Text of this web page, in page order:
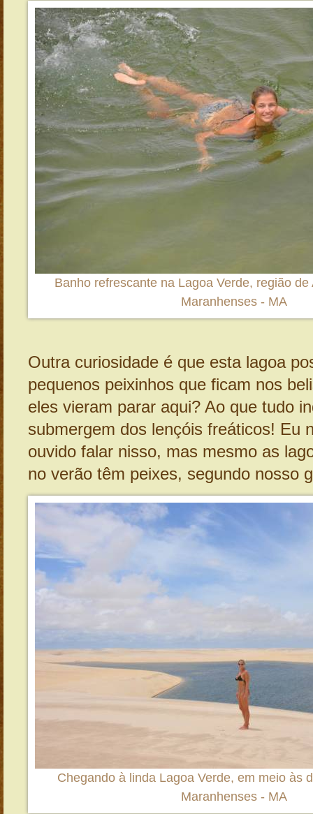
Banho refrescante na Lagoa Verde, região
Maranhenses - MA
Outra curiosidade é que esta lagoa
pequenos peixinhos que ficam nos
eles vieram parar aqui? Ao que tudo
submergem dos lençóis freáticos! Eu
ouvido falar nisso, mas mesmo as
no verão têm peixes, segundo nosso
Chegando à linda Lagoa Verde, em meio às
Maranhenses - MA